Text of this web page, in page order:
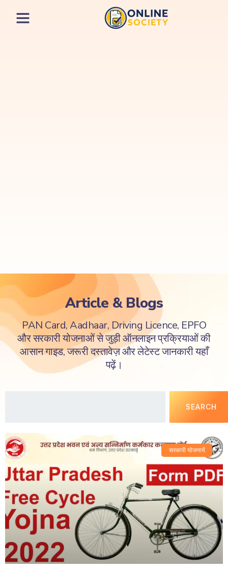
Article & Blogs
PAN Card, Aadhaar, Driving Licence, EPFO
और सरकारी योजनाओं से जुड़ी ऑनलाइन प्रक्रियाओं की
आसान गाइड, जरूरी दस्तावेज़ और लेटेस्ट जानकारी यहाँ
पढ़ें।
SEARCH
सरकारी योजनायें